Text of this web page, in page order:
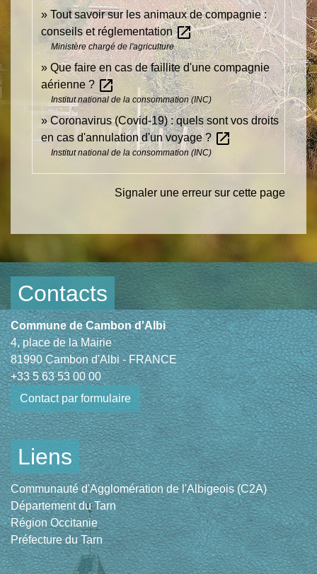
Tout savoir sur les animaux de compagnie :
conseils et réglementationopen_in_new
Ministère chargé de l'agriculture
Que faire en cas de faillite d'une compagnie
aérienne ? open_in_new
Institut national de la consommation (INC)
Coronavirus (Covid-19) : quels sont vos droits
en cas d'annulation d'un voyage ? open_in_new
Institut national de la consommation (INC)
Signaler une erreur sur cette page
Contacts
Commune de Cambon d'Albi
4, place de la Mairie
81990 Cambon d'Albi - FRANCE
+33 5 63 53 00 00
Contact par formulaire
Liens
Communauté d'Agglomération de l'Albigeois (C2A)
Département du Tarn
Région Occitanie
Préfecture du Tarn